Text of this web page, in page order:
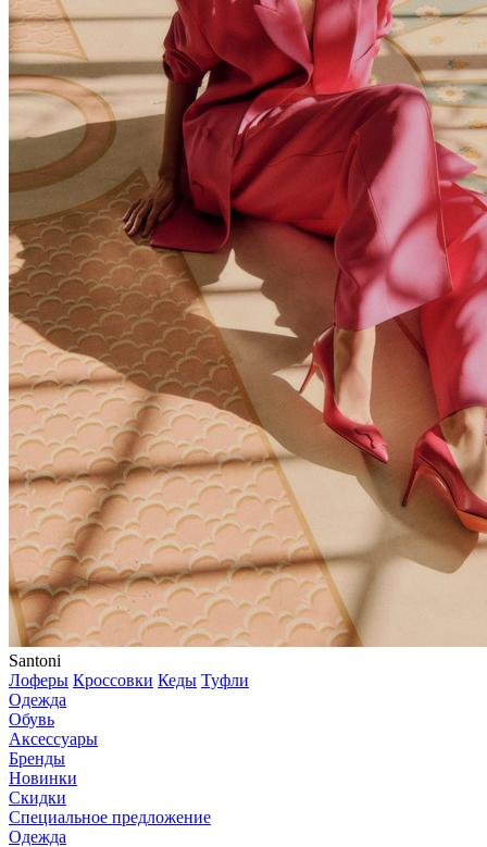
Santoni
Лоферы Кроссовки Кеды Туфли
Одежда
Обувь
Аксессуары
Бренды
Новинки
Скидки
Специальное предложение
Одежда